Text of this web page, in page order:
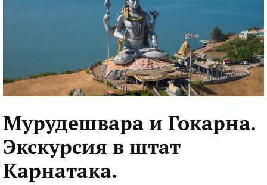
Мурудешвара и Гокарна.
Экскурсия в штат
Карнатака.